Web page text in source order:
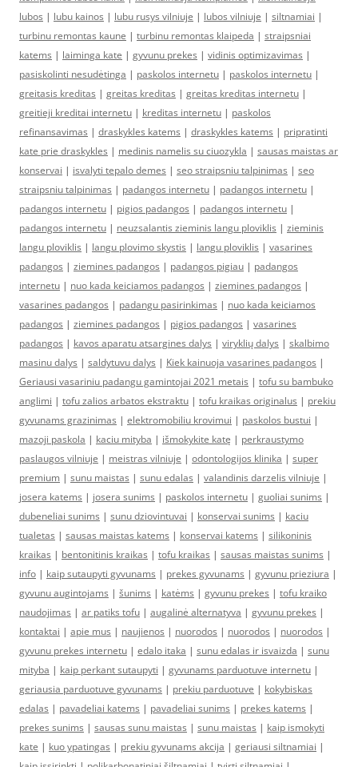
lubos | lubu kainos | lubu rusys vilniuje | lubos vilniuje | siltnamiai |
turbinu remontas kaune | turbinu remontas klaipeda | straipsniai
katems | laiminga kate | gyvunu prekes | vidinis optimizavimas |
pasiskolinti nesudėtinga | paskolos internetu | paskolos internetu |
greitasis kreditas | greitas kreditas | greitas kreditas internetu |
greitieji kreditai internetu | kreditas internetu | paskolos
refinansavimas | draskykles katems | draskykles katems | pripratinti
kate prie draskykles | medinis namelis su ciuozykla | sausas maistas ar
konservai | isvalyti tepalo demes | seo straipsniu talpinimas | seo
straipsniu talpinimas | padangos internetu | padangos internetu |
padangos internetu | pigios padangos | padangos internetu |
padangos internetu | neuzsalantis zieminis langu ploviklis | zieminis
langu ploviklis | langu plovimo skystis | langu ploviklis | vasarines
padangos | ziemines padangos | padangos pigiau | padangos
internetu | nuo kada keiciamos padangos | ziemines padangos |
vasarines padangos | padangu pasirinkimas | nuo kada keiciamos
padangos | ziemines padangos | pigios padangos | vasarines
padangos | kavos aparatu atsargines dalys | viryklių dalys | skalbimo
masinu dalys | saldytuvu dalys | Kiek kainuoja vasarines padangos |
Geriausi vasariniu padangu gamintojai 2021 metais | tofu su bambuko
anglimi | tofu zalios arbatos ekstraktu | tofu kraikas originalus | prekiu
gyvunams grazinimas | elektromobiliu krovimui | paskolos bustui |
mazoji paskola | kaciu mityba | išmokykite katę | perkraustymo
paslaugos vilniuje | meistras vilniuje | odontologijos klinika | super
premium | sunu maistas | sunu edalas | valandinis darzelis vilniuje |
josera katems | josera sunims | paskolos internetu | guoliai sunims |
dubeneliai sunims | sunu dziovintuvai | konservai sunims | kaciu
tualetas | sausas maistas katems | konservai katems | silikoninis
kraikas | bentonitinis kraikas | tofu kraikas | sausas maistas sunims |
info | kaip sutaupyti gyvunams | prekes gyvunams | gyvunu prieziura |
gyvunu augintojams | šunims | katėms | gyvunu prekes | tofu kraiko
naudojimas | ar patiks tofu | augalinė alternatyva | gyvunu prekes |
kontaktai | apie mus | naujienos | nuorodos | nuorodos | nuorodos |
gyvunu prekes internetu | edalo itaka | sunu edalas ir isvaizda | sunu
mityba | kaip perkant sutaupyti | gyvunams parduotuve internetu |
geriausia parduotuve gyvunams | prekiu parduotuve | kokybiskas
edalas | pavadeliai katems | pavadeliai sunims | prekes katems |
prekes sunims | sausas sunu maistas | sunu maistas | kaip ismokyti
kate | kuo ypatingas | prekiu gyvunams akcija | geriausi siltnamiai |